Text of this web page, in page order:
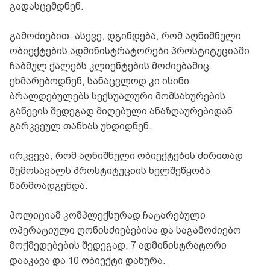
გადასცემდნენ.
გამოძიებით, ასევე, დგინდება, რომ აღნიშნული
ობიექტების ადმინისტრატორები პროსტიტუციაში
ჩაბმულ ქალებს კლიენტების მოძიებაშიც
ეხმარებოდნენ, სანაცვლოდ კი ისინი
ბრალდებულებს სექსუალური მომსახურების
გაწევის შედეგად მიღებული ანაზღაურებიდან
გარკვეულ თანხას უხდიდნენ.
ირკვევა, რომ აღნიშნული ობიექტების ძირითად
შემოსავალს პროსტიტუციის ხელშეწყობა
წარმოადგენდა.
პოლიციამ კომპლექსურად ჩატარებული
ოპერატიული ღონისძიებებისა და საგამოძიებო
მოქმედებების შედეგად, 7 ადმინისტრატორი
დააკავა და 10 ობიექტი დახურა.